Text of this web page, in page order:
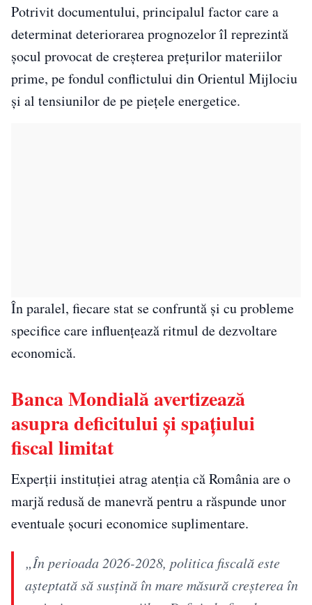
Potrivit documentului, principalul factor care a
determinat deteriorarea prognozelor îl reprezintă
șocul provocat de creșterea prețurilor materiilor
prime, pe fondul conflictului din Orientul Mijlociu
și al tensiunilor de pe piețele energetice.
În paralel, fiecare stat se confruntă și cu probleme
specifice care influențează ritmul de dezvoltare
economică.
Banca Mondială avertizează
asupra deficitului și spațiului
fiscal limitat
Experții instituției atrag atenția că România are o
marjă redusă de manevră pentru a răspunde unor
eventuale șocuri economice suplimentare.
„În perioada 2026-2028, politica fiscală este
așteptată să susțină în mare măsură creșterea în